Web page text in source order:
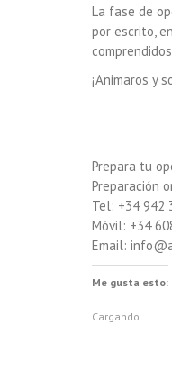
La fase de
por escrito,
¡Animaros y
Prepara tu
Preparación
Tel: +34 942
Móvil: +34
Email:
Me gusta esto:
Cargando...